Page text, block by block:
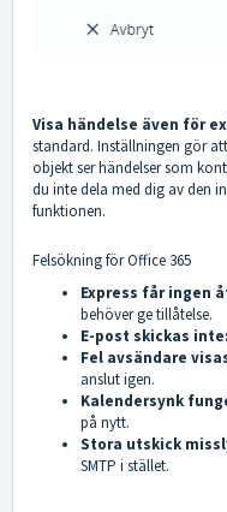
Visa händelse även för
standard. Inställningen gör
objekt ser händelser som
du inte dela med dig av den
funktionen.
Felsökning för Office 365
Express får ingen
behöver ge tillåtelse.
E-post skickas inte:
Fel avsändare
anslut igen.
Kalendersynk
på nytt.
Stora utskick
SMTP i stället.